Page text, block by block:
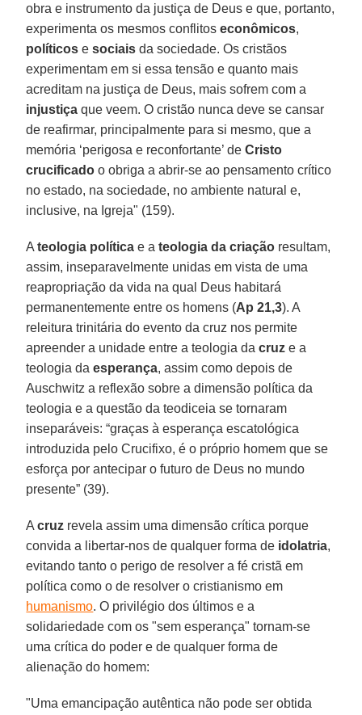
obra e instrumento da justiça de Deus e que, portanto,
experimenta os mesmos conflitoseconômicos,
políticos esociais da sociedade. Os cristãos
experimentam em si essa tensão e quanto mais
acreditam na justiça de Deus, mais sofrem com a
injustiça que veem. O cristão nunca deve se cansar
de reafirmar, principalmente para si mesmo, que a
memória ‘perigosa e reconfortante’ deCristo
crucificado o obriga a abrir-se ao pensamento crítico
no estado, na sociedade, no ambiente natural e,
inclusive, na Igreja" (159).
Ateologia política e ateologia da criação resultam,
assim, inseparavelmente unidas em vista de uma
reapropriação da vida na qual Deus habitará
permanentemente entre os homens (Ap 21,3). A
releitura trinitária do evento da cruz nos permite
apreender a unidade entre a teologia dacruz e a
teologia daesperança, assim como depois de
Auschwitz a reflexão sobre a dimensão política da
teologia e a questão da teodiceia se tornaram
inseparáveis: “graças à esperança escatológica
introduzida pelo Crucifixo, é o próprio homem que se
esforça por antecipar o futuro de Deus no mundo
presente” (39).
Acruz revela assim uma dimensão crítica porque
convida a libertar-nos de qualquer forma de idolatria,
evitando tanto o perigo de resolver a fé cristã em
política como o de resolver o cristianismo em
humanismo. O privilégio dos últimos e a
solidariedade com os "sem esperança" tornam-se
uma crítica do poder e de qualquer forma de
alienação do homem:
"Uma emancipação autêntica não pode ser obtida